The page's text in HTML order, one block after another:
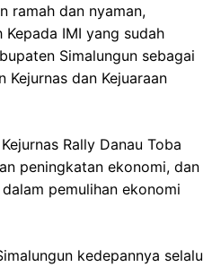
ramah dan nyaman,
Kepada IMI yang sudah
Simalungun sebagai
dan Kejuaraan
Rally Danau Toba
peningkatan ekonomi, dan
pemulihan ekonomi
kedepannya selalu